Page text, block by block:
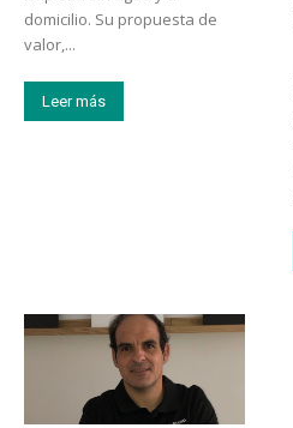
domicilio. Su propuesta de
valor,...
Leer más